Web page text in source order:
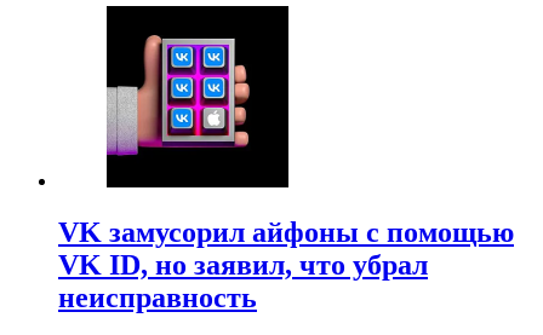
VK замусорил айфоны с помощью
VK ID, но заявил, что убрал
неисправность